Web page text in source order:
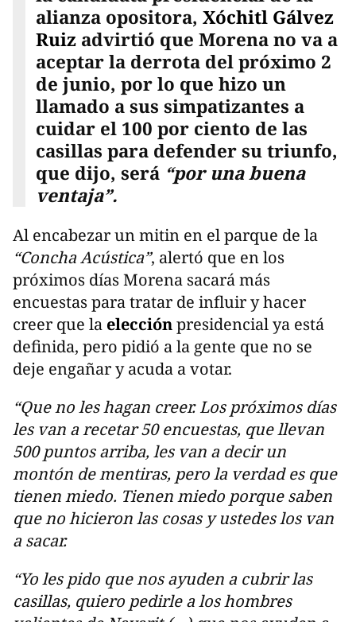
alianza opositora, Xóchitl Gálvez
Ruizadvirtió que Morena no va a
aceptar la derrota del próximo 2
de junio, por lo que hizo un
llamado a sus simpatizantes a
cuidar el 100 por ciento de las
casillas para defender su triunfo,
que dijo, será “por una buena
ventaja”.
Al encabezar un mitin en el parque de la
“Concha Acústica”, alertó que en los
próximos días Morena sacará más
encuestas para tratar de influir y hacer
creer que la elecciónpresidencial ya está
definida, pero pidió a la gente que no se
deje engañar y acuda a votar.
“Que no les hagan creer. Los próximos días
les van a recetar 50 encuestas, que llevan
500 puntos arriba, les van a decir un
montón de mentiras, pero la verdad es que
tienen miedo. Tienen miedo porque saben
que no hicieron las cosas y ustedes los van
a sacar.
“Yo les pido que nos ayuden a cubrir las
casillas, quiero pedirle a los hombres